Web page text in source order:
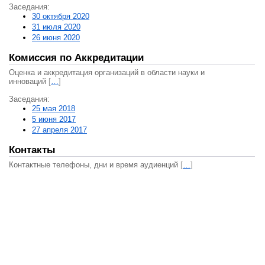
Заседания:
30 октября 2020
31 июля 2020
26 июня 2020
Комиссия по Аккредитации
Оценка и аккредитация организаций в области науки и
инноваций […]
Заседания:
25 мая 2018
5 июня 2017
27 апреля 2017
Контакты
Контактные телефоны, дни и время аудиенций […]